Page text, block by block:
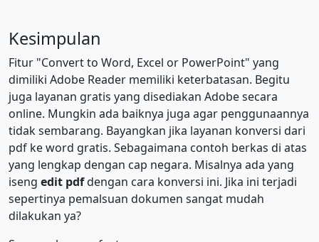
Kesimpulan
Fitur "Convert to Word, Excel or PowerPoint" yang
dimiliki Adobe Reader memiliki keterbatasan. Begitu
juga layanan gratis yang disediakan Adobe secara
online. Mungkin ada baiknya juga agar penggunaannya
tidak sembarang. Bayangkan jika layanan konversi dari
pdf ke word gratis. Sebagaimana contoh berkas di atas
yang lengkap dengan cap negara. Misalnya ada yang
iseng edit pdfdengan cara konversi ini. Jika ini terjadi
sepertinya pemalsuan dokumen sangat mudah
dilakukan ya?